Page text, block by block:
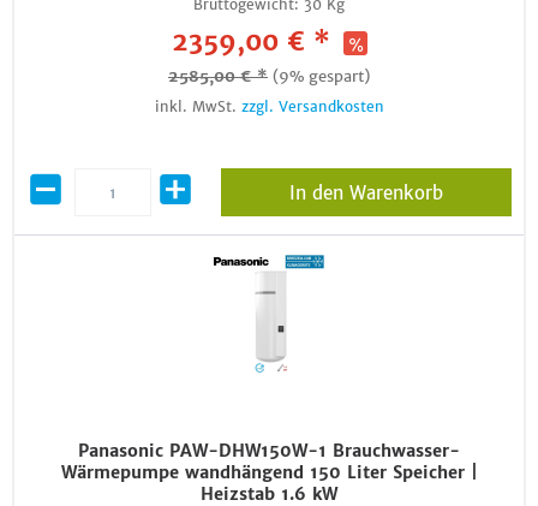
Bruttogewicht: 30 Kg
2359,00 € *
2585,00 € * (9% gespart)
inkl. MwSt. zzgl. Versandkosten
In den Warenkorb
Panasonic PAW-DHW150W-1 Brauchwasser-
Wärmepumpe wandhängend 150 Liter Speicher |
Heizstab 1.6 kW